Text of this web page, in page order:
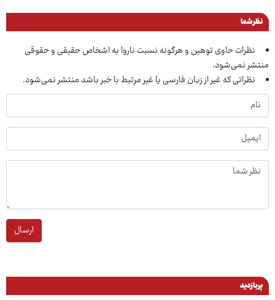
نظر شما
نظرات حاوی توهین و هرگونه نسبت ناروا به اشخاص حقیقی و حقوقی
منتشر نمی‌شود.
نظراتی که غیر از زبان فارسی یا غیر مرتبط با خبر باشد منتشر نمی‌شود.
ارسال
پربازدید